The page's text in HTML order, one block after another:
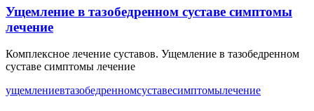
Ущемление в тазобедренном суставе симптомы
лечение
Комплексное лечение суставов. Ущемление в тазобедренном
суставе симптомы лечение
ущемлениевтазобедренномсуставесимптомылечение